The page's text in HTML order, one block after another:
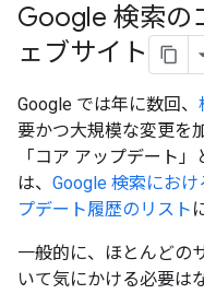
Google 検索の
ェブサイト
Google では年に数回、
要かつ大規模な変更を
「コア アップデート
は、 Google 検索にお
プデート履歴のリスト
一般的に、ほとんどの
いて気にかける必要は